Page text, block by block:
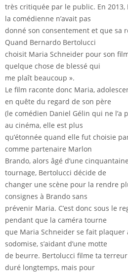
très critiquée par le public. En
la comédienne n’avait pas
donné son consentement et que sa
Quand Bernardo Bertolucci
choisit Maria Schneider pour son
quelque chose de blessé qui
me plaît beaucoup ».
Le film raconte donc Maria,
en quête du regard de son père
(le comédien Daniel Gélin qui ne l’a
au cinéma, elle est plus
qu’étonnée quand elle fut choisie
comme partenaire Marlon
Brando, alors âgé d’une
tournage, Bertolucci décide de
changer une scène pour la rendre
consignes à Brando sans
prévenir Maria. C’est donc sous le
pendant que la caméra tourne
que Maria Schneider se fait plaquer
sodomise, s’aidant d’une motte
de beurre. Bertolucci filme ta terreur
duré longtemps, mais pour